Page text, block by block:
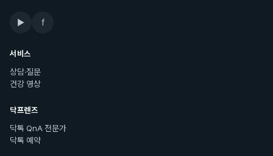
▶ f
서비스
상담·질문
건강 영상
닥프렌즈
닥톡 QnA 전문가
닥톡 예약